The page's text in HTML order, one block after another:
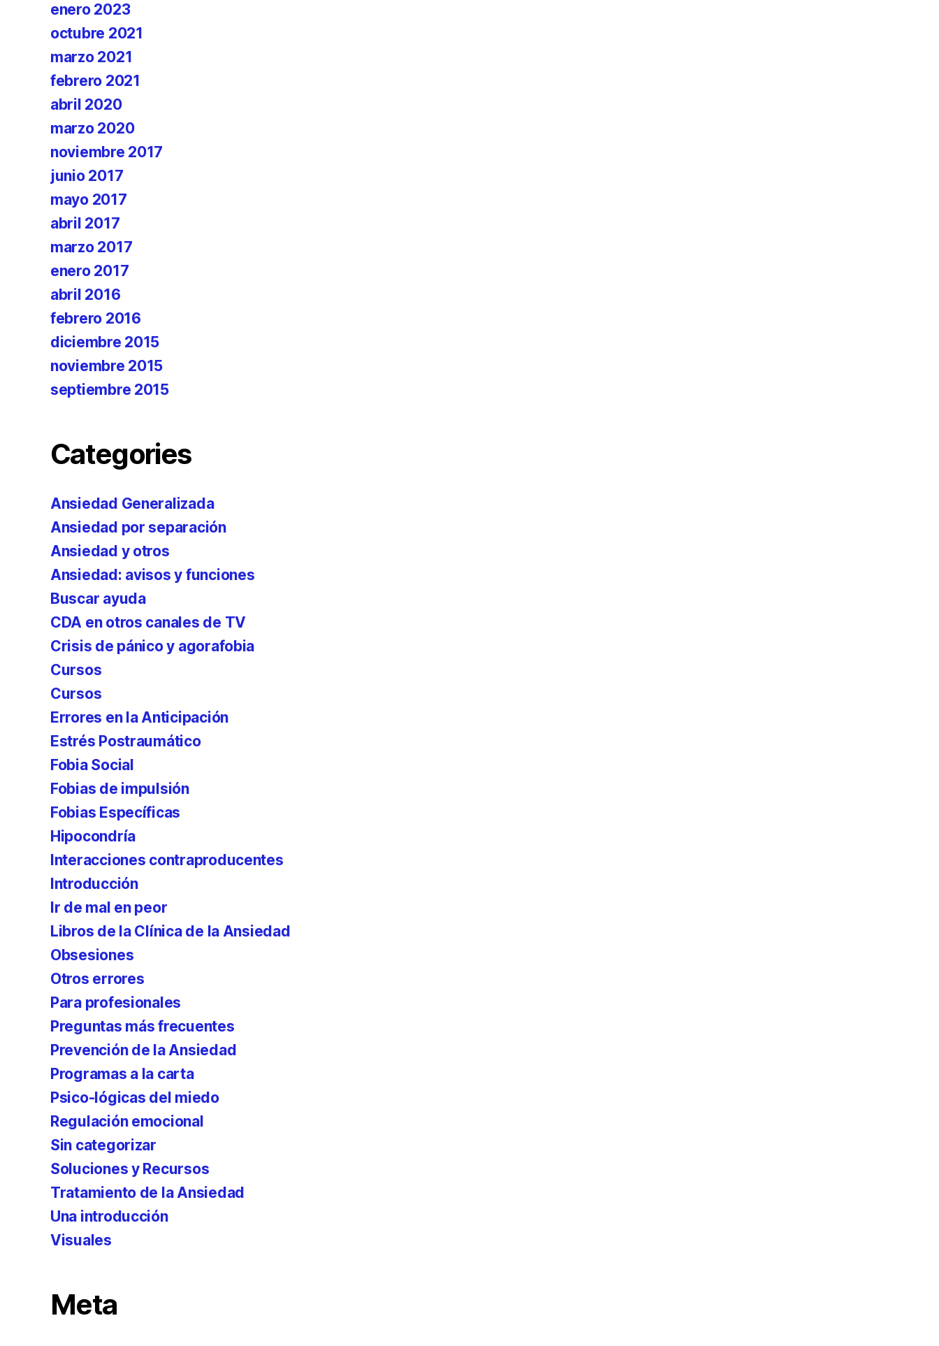
enero 2023
octubre 2021
marzo 2021
febrero 2021
abril 2020
marzo 2020
noviembre 2017
junio 2017
mayo 2017
abril 2017
marzo 2017
enero 2017
abril 2016
febrero 2016
diciembre 2015
noviembre 2015
septiembre 2015
Categories
Ansiedad Generalizada
Ansiedad por separación
Ansiedad y otros
Ansiedad: avisos y funciones
Buscar ayuda
CDA en otros canales de TV
Crisis de pánico y agorafobia
Cursos
Cursos
Errores en la Anticipación
Estrés Postraumático
Fobia Social
Fobias de impulsión
Fobias Específicas
Hipocondría
Interacciones contraproducentes
Introducción
Ir de mal en peor
Libros de la Clínica de la Ansiedad
Obsesiones
Otros errores
Para profesionales
Preguntas más frecuentes
Prevención de la Ansiedad
Programas a la carta
Psico-lógicas del miedo
Regulación emocional
Sin categorizar
Soluciones y Recursos
Tratamiento de la Ansiedad
Una introducción
Visuales
Meta